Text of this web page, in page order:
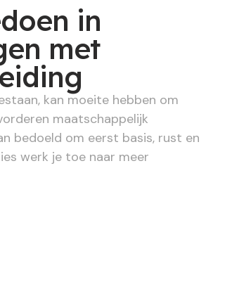
in
met
kan moeite hebben om
maatschappelijk
bedoeld om eerst basis, rust en
werk je toe naar meer